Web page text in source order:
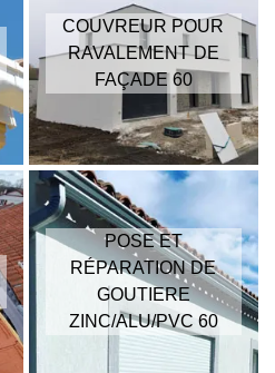
COUVREUR POUR
RAVALEMENT DE
FAÇADE 60
POSE ET
RÉPARATION DE
GOUTIERE
ZINC/ALU/PVC 60